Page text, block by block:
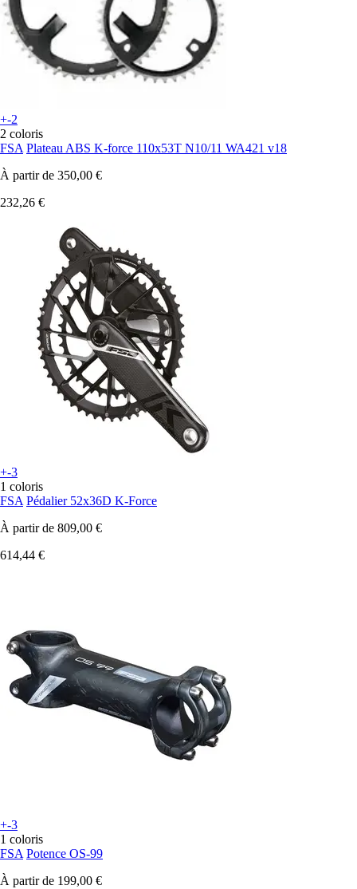
+-2
2 coloris
FSA Plateau ABS K-force 110x53T N10/11 WA421 v18
À partir de 350,00 €
232,26 €
+-3
1 coloris
FSA Pédalier 52x36D K-Force
À partir de 809,00 €
614,44 €
+-3
1 coloris
FSA Potence OS-99
À partir de 199,00 €